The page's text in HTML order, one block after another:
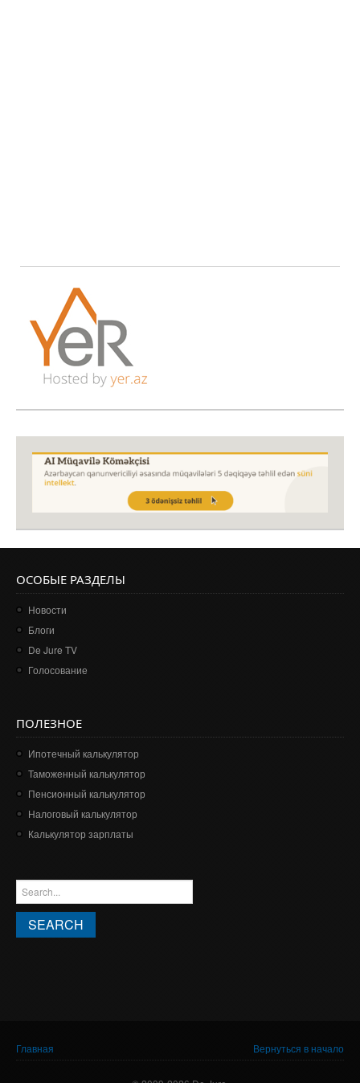
ОСОБЫЕ РАЗДЕЛЫ
Новости
Блоги
De Jure TV
Голосование
ПОЛЕЗНОЕ
Ипотечный калькулятор
Таможенный калькулятор
Пенсионный калькулятор
Налоговый калькулятор
Калькулятор зарплаты
ФОРМА ПОИСКА
Search this site
Вы здесь
Главная Вернуться в начало